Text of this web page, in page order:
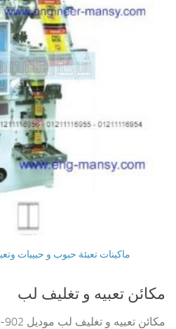
ماكينات تعبئة حبوب و حبيبات
مكائن تعبيه و تغليف لب